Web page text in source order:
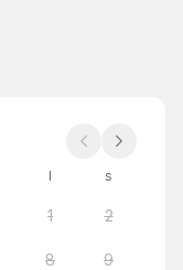
l s
1 2
8 9